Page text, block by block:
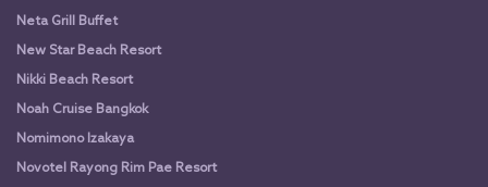
Neta Grill Buffet
New Star Beach Resort
Nikki Beach Resort
Noah Cruise Bangkok
Nomimono Izakaya
Novotel Rayong Rim Pae Resort